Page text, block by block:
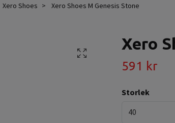
Xero Shoes Xero Shoes M Genesis Stone
Xero
591 kr
Storlek
40